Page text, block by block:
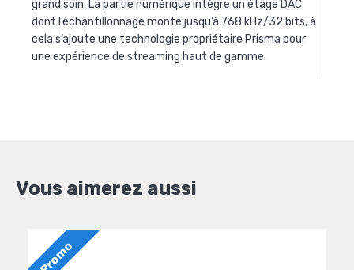
grand soin. La partie numérique intègre un étage DAC
dont l’échantillonnage monte jusqu’à 768 kHz/32 bits, à
cela s’ajoute une technologie propriétaire Prisma pour
une expérience de streaming haut de gamme.
Vous aimerez aussi
Promo